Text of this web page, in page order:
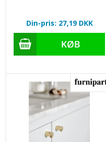
Din-pris: 27,19 DKK